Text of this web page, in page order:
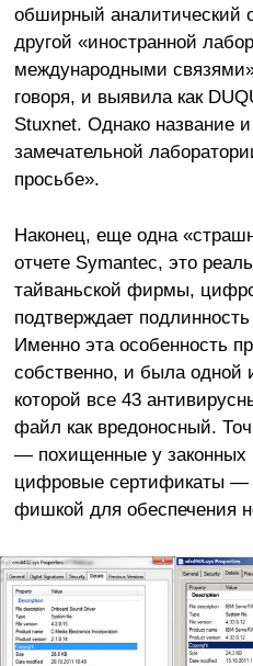
обширный аналитический
другой «иностранной
международными
говоря, и выявила как
Stuxnet. Однако название
замечательной
просьбе».
Наконец, еще одна
отчете Symantec, это
тайваньской фирмы,
подтверждает
Именно эта особенность
собственно, и была одной
которой все 43
файл как вредоносный.
— похищенные у законных
цифровые сертификаты
фишкой для обеспечения